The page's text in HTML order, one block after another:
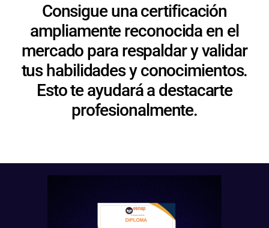
Consigue una certificación
ampliamente reconocida en el
mercado para respaldar y validar
tus habilidades y conocimientos.
Esto te ayudará a destacarte
profesionalmente.